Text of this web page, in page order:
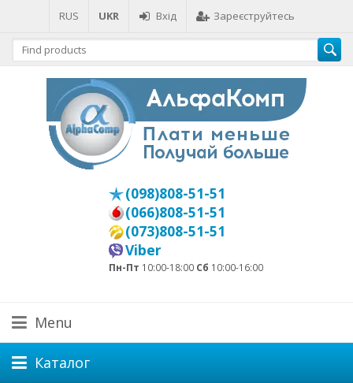
RUS UKR Вхід Зареєструйтесь
(098)808-51-51
(066)808-51-51
(073)808-51-51
Viber
Пн-Пт 10:00-18:00 Сб 10:00-16:00
Menu
Каталог